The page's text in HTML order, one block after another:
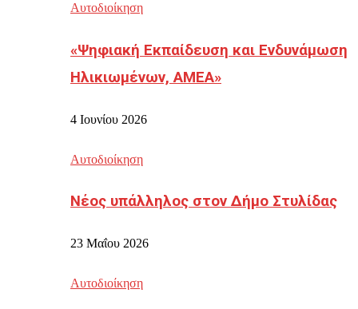
Αυτοδιοίκηση
«Ψηφιακή Εκπαίδευση και Ενδυνάμωση
Ηλικιωμένων, ΑΜΕΑ»
4 Ιουνίου 2026
Αυτοδιοίκηση
Νέος υπάλληλος στον Δήμο Στυλίδας
23 Μαΐου 2026
Αυτοδιοίκηση